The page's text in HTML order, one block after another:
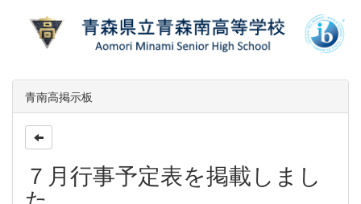
青南高掲示板
７月行事予定表を掲載しまし